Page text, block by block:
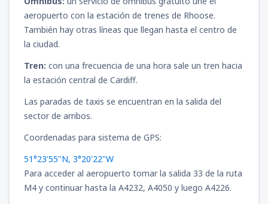
aeropuerto con la estación de trenes de Rhoose.
También hay otras líneas que llegan hasta el centro de
la ciudad.
Tren: con una frecuencia de una hora sale un tren hacia
la estación central de Cardiff.
Las paradas de taxis se encuentran en la salida del
sector de arribos.
Coordenadas para sistema de GPS:
51°23'55"N, 3°20'22"W
Para acceder al aeropuerto tomar la salida 33 de la ruta
M4 y continuar hasta la A4232, A4050 y luego A4226.